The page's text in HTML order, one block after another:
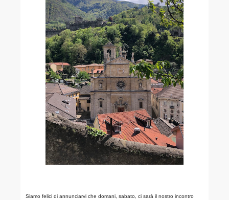
Siamo felici di annunciarvi che domani, sabato, ci sarà il nostro incontro